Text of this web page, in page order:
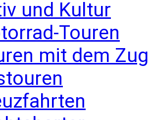
und Kultur
Touren
mit dem Zug